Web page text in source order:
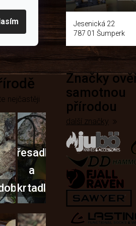
Jesenická 22
787 01 Šumperk
nejčastěji
Křesadla
a
škrtadla
Značky
samotnou
přírodou
další značky